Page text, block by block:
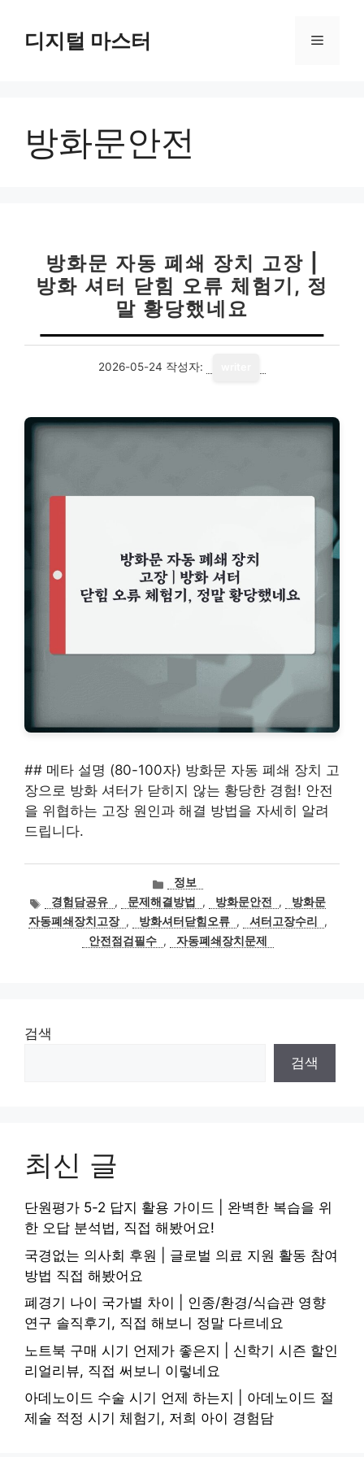
디지털 마스터 메
방화문안전
방화문 자동 폐쇄 장치 고장 |
방화 셔터 닫힘 오류 체험기, 정
말 황당했네요
2026-05-24 작성자:
## 메타 설명 (80-100자) 방화문 자동 폐쇄 장치 고
장으로 방화 셔터가 닫히지 않는 황당한 경험! 안전
을 위협하는 고장 원인과 해결 방법을 자세히 알려
드립니다.
카
테
고
리
정보
태
그
경험담공유 , 문제해결방법 , 방화문안전 ,
방화문
자동폐쇄장치고장 , 방화셔터닫힘오류 , 셔터고장수리
,
안전점검필수 , 자동폐쇄장치문제
검색
검색
최신 글
단원평가 5-2 답지 활용 가이드 | 완벽한 복습을 위
한 오답 분석법, 직접 해봤어요!
국경없는 의사회 후원 | 글로벌 의료 지원 활동 참여
방법 직접 해봤어요
폐경기 나이 국가별 차이 | 인종/환경/식습관 영향
연구 솔직후기, 직접 해보니 정말 다르네요
노트북 구매 시기 언제가 좋은지 | 신학기 시즌 할인
리얼리뷰, 직접 써보니 이렇네요
아데노이드 수술 시기 언제 하는지 | 아데노이드 절
제술 적정 시기 체험기, 저희 아이 경험담